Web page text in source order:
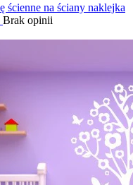
ścienne na ściany naklejka
Brak opinii